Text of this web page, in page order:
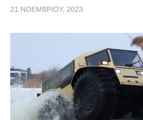
21 ΝΟΕΜΒΡΊΟΥ, 2023